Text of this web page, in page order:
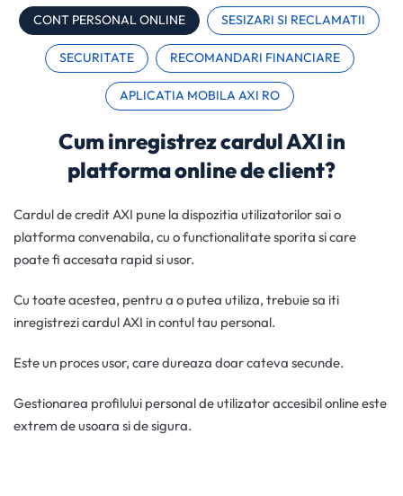
CONT PERSONAL ONLINE SESIZARI SI RECLAMATII
SECURITATE RECOMANDARI FINANCIARE
APLICATIA MOBILA AXI RO
Cum inregistrez cardul AXI in
platforma online de client?
Cardul de credit AXI pune la dispozitia utilizatorilor sai o
platforma convenabila, cu o functionalitate sporita si care
poate fi accesata rapid si usor.
Cu toate acestea, pentru a o putea utiliza, trebuie sa iti
inregistrezi cardul AXI in contul tau personal.
Este un proces usor, care dureaza doar cateva secunde.
Gestionarea profilului personal de utilizator accesibil online este
extrem de usoara si de sigura.